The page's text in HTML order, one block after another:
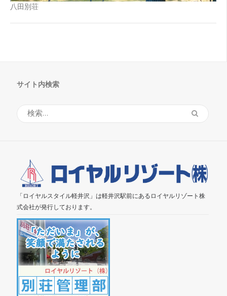
八田別荘
サイト内検索
検
索:
「ロイヤルスタイル軽井沢」は軽井沢駅前にあるロイヤルリゾート株
式会社が発行しております。